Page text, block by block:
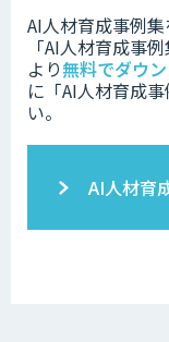
AI人材育成事例
「AI人材育成事例
より無料でダウ
に「AI人材育成
い。
AI人材育